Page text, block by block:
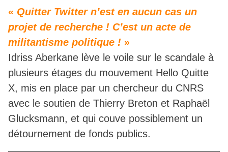
« Quitter Twitter n’est en aucun cas un
projet de recherche ! C’est un acte de
militantisme politique ! »
Idriss Aberkane lève le voile sur le scandale à
plusieurs étages du mouvement Hello Quitte
X, mis en place par un chercheur du CNRS
avec le soutien de Thierry Breton et Raphaël
Glucksmann, et qui couve possiblement un
détournement de fonds publics.